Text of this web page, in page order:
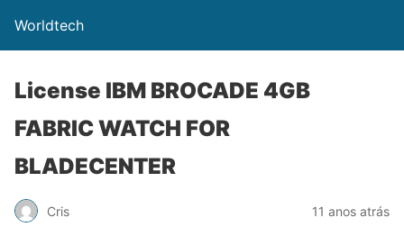
Worldtech
License IBM BROCADE 4GB
FABRIC WATCH FOR
BLADECENTER
Cris 11 anos atrás